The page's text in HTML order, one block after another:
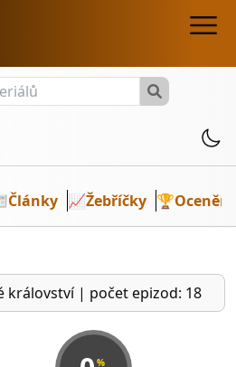
Články 📈Žebříčky 🏆Ocenění
království| počet epizod: 18
%